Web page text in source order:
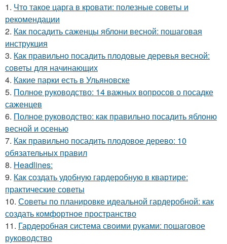
1. Что такое царга в кровати: полезные советы и
рекомендации
2. Как посадить саженцы яблони весной: пошаговая
инструкция
3. Как правильно посадить плодовые деревья весной:
советы для начинающих
4. Какие парки есть в Ульяновске
5. Полное руководство: 14 важных вопросов о посадке
саженцев
6. Полное руководство: как правильно посадить яблоню
весной и осенью
7. Как правильно посадить плодовое дерево: 10
обязательных правил
8. Headlines:
9. Как создать удобную гардеробную в квартире:
практические советы
10. Советы по планировке идеальной гардеробной: как
создать комфортное пространство
11. Гардеробная система своими руками: пошаговое
руководство